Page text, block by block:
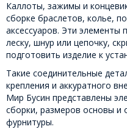
Каллоты, зажимы и
сборке браслетов, колье,
аксессуаров. Эти элементы
леску, шнур или цепочку,
подготовить изделие к
Такие соединительные
крепления и аккуратного
Мир Бусин представлены
сборки, размеров основы и
фурнитуры.